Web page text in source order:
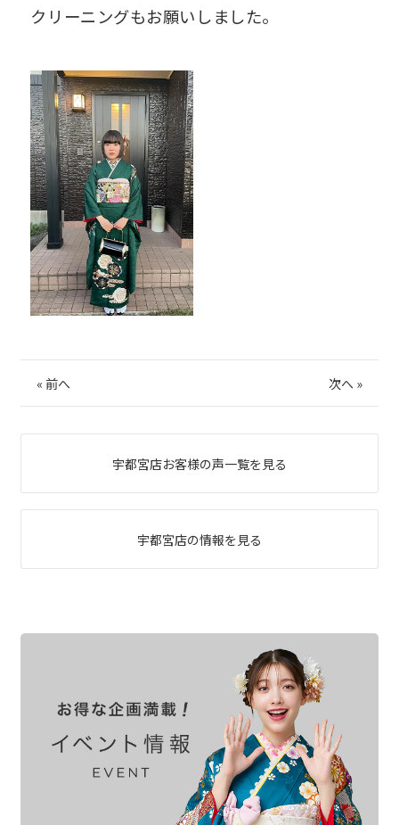
クリーニングもお願いしました。
« 前へ 次へ »
宇都宮店お客様の声一覧を見る
宇都宮店の情報を見る